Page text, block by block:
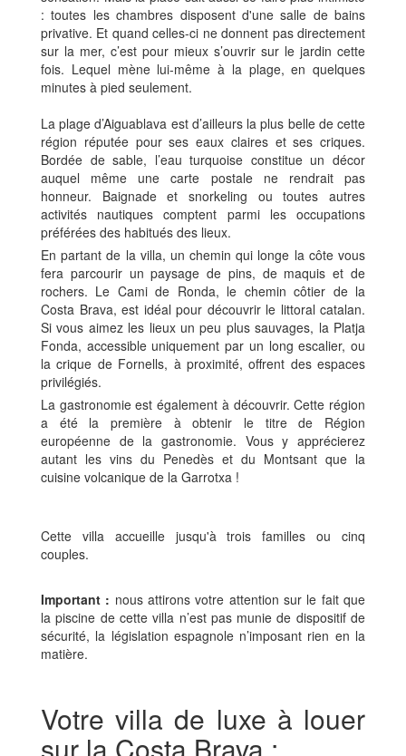
: toutes les chambres disposent d'une salle de bains
privative. Et quand celles-ci ne donnent pas directement
sur la mer, c’est pour mieux s’ouvrir sur le jardin cette
fois. Lequel mène lui-même à la plage, en quelques
minutes à pied seulement.
La plage d’Aiguablava est d’ailleurs la plus belle de cette
région réputée pour ses eaux claires et ses criques.
Bordée de sable, l’eau turquoise constitue un décor
auquel même une carte postale ne rendrait pas
honneur. Baignade et snorkeling ou toutes autres
activités nautiques comptent parmi les occupations
préférées des habitués des lieux.
En partant de la villa, un chemin qui longe la côte vous
fera parcourir un paysage de pins, de maquis et de
rochers. Le Cami de Ronda, le chemin côtier de la
Costa Brava, est idéal pour découvrir le littoral catalan.
Si vous aimez les lieux un peu plus sauvages, la Platja
Fonda, accessible uniquement par un long escalier, ou
la crique de Fornells, à proximité, offrent des espaces
privilégiés.
La gastronomie est également à découvrir. Cette région
a été la première à obtenir le titre de Région
européenne de la gastronomie. Vous y apprécierez
autant les vins du Penedès et du Montsant que la
cuisine volcanique de la Garrotxa !
Cette villa accueille jusqu'à trois familles ou cinq
couples.
Important : nous attirons votre attention sur le fait que
la piscine de cette villa n’est pas munie de dispositif de
sécurité, la législation espagnole n’imposant rien en la
matière.
Votre villa de luxe à louer
sur la Costa Brava :